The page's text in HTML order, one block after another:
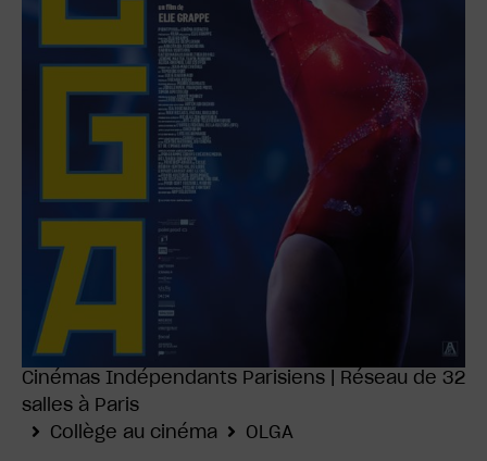
Cinémas Indépendants Parisiens | Réseau de 32
salles à Paris
Collège au cinéma
OLGA